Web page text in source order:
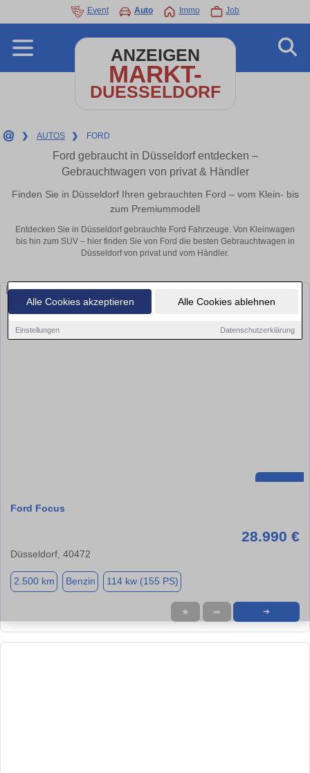
Alle Cookies akzeptieren Alle Cookies ablehnen
Einstellungen Datenschutzerklärung
Event Auto Immo Job
ANZEIGEN
MARKT-
DUESSELDORF
❯ AUTOS ❯ FORD
Ford gebraucht in Düsseldorf entdecken –
Gebrauchtwagen von privat & Händler
Finden Sie in Düsseldorf Ihren gebrauchten Ford – vom Klein- bis
zum Premiummodell
Entdecken Sie in Düsseldorf gebrauchte Ford Fahrzeuge. Von Kleinwagen
bis hin zum SUV – hier finden Sie von Ford die besten Gebrauchtwagen in
Düsseldorf von privat und vom Händler.
Ford Focus
28.990 €
Düsseldorf, 40472
2.500 km Benzin 114 kw (155 PS)
★ ➦ ➜